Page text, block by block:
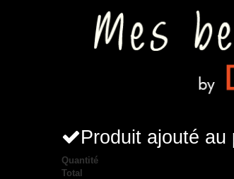
Produit ajouté
Quantité
Total